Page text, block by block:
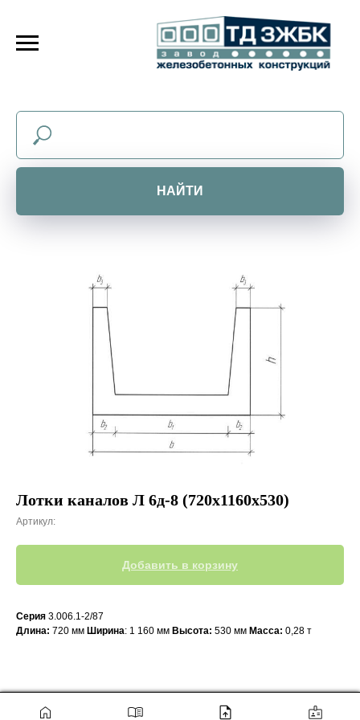
НАЙТИ
Лотки каналов Л 6д-8 (720х1160х530)
Артикул:
Добавить в корзину
Серия 3.006.1-2/87
Длина: 720 мм Ширина: 1 160 мм Высота: 530 мм Масса: 0,28 т